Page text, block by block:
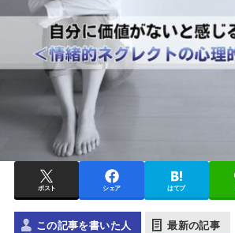
ポスト シェア はてブ
この記事を書いた人 最新の記事